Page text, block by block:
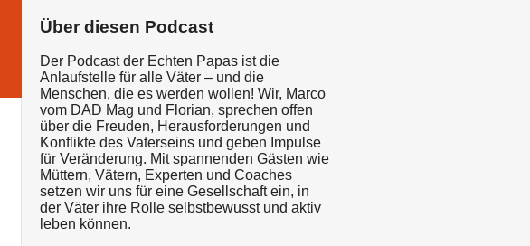
Über diesen Podcast
Der Podcast der Echten Papas ist die
Anlaufstelle für alle Väter – und die
Menschen, die es werden wollen! Wir, Marco
vom DAD Mag und Florian, sprechen offen
über die Freuden, Herausforderungen und
Konflikte des Vaterseins und geben Impulse
für Veränderung. Mit spannenden Gästen wie
Müttern, Vätern, Experten und Coaches
setzen wir uns für eine Gesellschaft ein, in
der Väter ihre Rolle selbstbewusst und aktiv
leben können.